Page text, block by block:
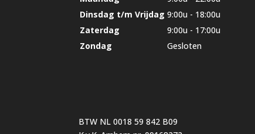
Dinsdag t/m Vrijdag 9:00u - 18:00u
Zaterdag
9:00u - 17:00u
Zondag
Gesloten
BTW NL 0018 59 842 B09